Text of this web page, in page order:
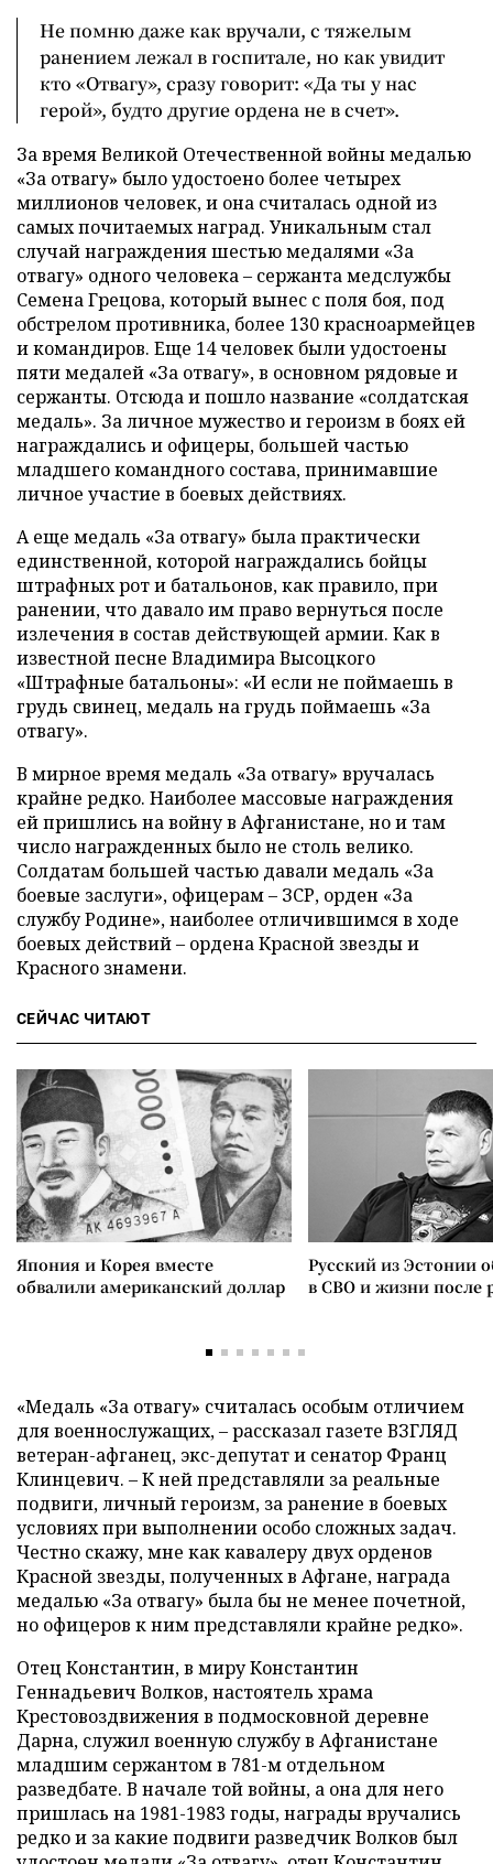
Не помню даже как вручали, с тяжелым
ранением лежал в госпитале, но как увидит
кто «Отвагу», сразу говорит: «Да ты у нас
герой», будто другие ордена не в счет».
За время Великой Отечественной войны медалью
«За отвагу» было удостоено более четырех
миллионов человек, и она считалась одной из
самых почитаемых наград. Уникальным стал
случай награждения шестью медалями «За
отвагу» одного человека – сержанта медслужбы
Семена Грецова, который вынес с поля боя, под
обстрелом противника, более 130 красноармейцев
и командиров. Еще 14 человек были удостоены
пяти медалей «За отвагу», в основном рядовые и
сержанты. Отсюда и пошло название «солдатская
медаль». За личное мужество и героизм в боях ей
награждались и офицеры, большей частью
младшего командного состава, принимавшие
личное участие в боевых действиях.
А еще медаль «За отвагу» была практически
единственной, которой награждались бойцы
штрафных рот и батальонов, как правило, при
ранении, что давало им право вернуться после
излечения в состав действующей армии. Как в
известной песне Владимира Высоцкого
«Штрафные батальоны»: «И если не поймаешь в
грудь свинец, медаль на грудь поймаешь «За
отвагу».
В мирное время медаль «За отвагу» вручалась
крайне редко. Наиболее массовые награждения
ей пришлись на войну в Афганистане, но и там
число награжденных было не столь велико.
Солдатам большей частью давали медаль «За
боевые заслуги», офицерам – ЗСР, орден «За
службу Родине», наиболее отличившимся в ходе
боевых действий – ордена Красной звезды и
Красного знамени.
СЕЙЧАС ЧИТАЮТ
Япония и Корея вместе
обвалили американский доллар
Русский из Эстонии
в СВО и жизни после
«Медаль «За отвагу» считалась особым отличием
для военнослужащих, – рассказал газете ВЗГЛЯД
ветеран-афганец, экс-депутат и сенатор Франц
Клинцевич. – К ней представляли за реальные
подвиги, личный героизм, за ранение в боевых
условиях при выполнении особо сложных задач.
Честно скажу, мне как кавалеру двух орденов
Красной звезды, полученных в Афгане, награда
медалью «За отвагу» была бы не менее почетной,
но офицеров к ним представляли крайне редко».
Отец Константин, в миру Константин
Геннадьевич Волков, настоятель храма
Крестовоздвижения в подмосковной деревне
Дарна, служил военную службу в Афганистане
младшим сержантом в 781-м отдельном
разведбате. В начале той войны, а она для него
пришлась на 1981-1983 годы, награды вручались
редко и за какие подвиги разведчик Волков был